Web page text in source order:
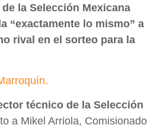
la Selección Mexicana
“exactamente lo mismo” a
rival en el sorteo para la
técnico de la Selección
a Mikel Arriola, Comisionado